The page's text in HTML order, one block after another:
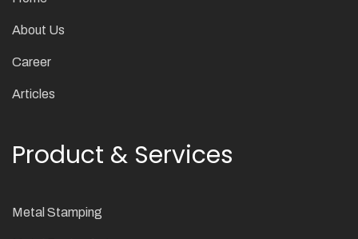
About Us
Career
Articles
Product & Services
Metal Stamping